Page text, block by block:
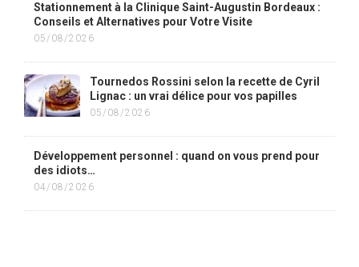
Stationnement à la Clinique Saint-Augustin Bordeaux :
Conseils et Alternatives pour Votre Visite
05/08/2026
Tournedos Rossini selon la recette de Cyril
Lignac : un vrai délice pour vos papilles
05/08/2026
Développement personnel : quand on vous prend pour
des idiots…
04/08/2026